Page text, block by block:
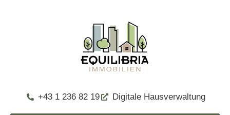
+43 1 236 82 19 Digitale Hausverwaltung